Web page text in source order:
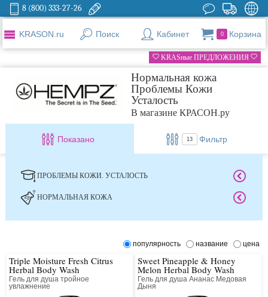
8 (800) 333-27-26
KRASON.ru Поиск Кабинет 0 Корзина
KRASные ПРЕДЛОЖЕНИЯ
Нормальная кожа
Проблемы Кожи
Усталость
В магазине КРАСОН.ру
Показано 13 Фильтр
ПРОБЛЕМЫ КОЖИ. УСТАЛОСТЬ
НОРМАЛЬНАЯ КОЖА
популярность название цена
Triple Moisture Fresh Citrus
Herbal Body Wash
Гель для душа тройное
увлажнение
Sweet Pineapple & Honey
Melon Herbal Body Wash
Гель для душа Ананас Медовая
Дыня